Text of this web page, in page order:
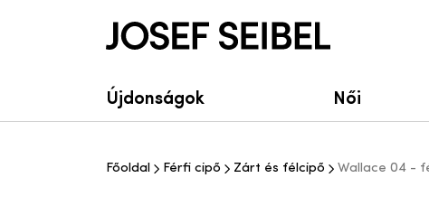
Josef Seibel Webshop
Újdonságok Női
Főoldal Férfi cipő Zárt és félcipő Wallace 04 -